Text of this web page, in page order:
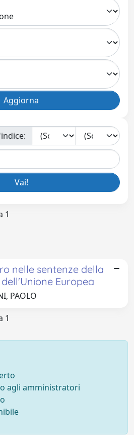
1
nelle sentenze della
Europea
PAOLO
1
agli amministratori